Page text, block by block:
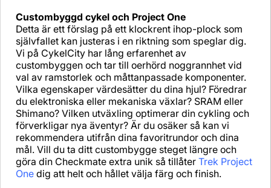
Custombyggd cykel och Project One
Detta är ett förslag på ett klockrent ihop-plock som
självfallet kan justeras i en riktning som speglar dig.
Vi på CykelCity har lång erfarenhet av
custombyggen och tar till oerhörd noggrannhet vid
val av ramstorlek och måttanpassade komponenter.
Vilka egenskaper värdesätter du dina hjul? Föredrar
du elektroniska eller mekaniska växlar? SRAM eller
Shimano? Vilken utväxling optimerar din cykling och
förverkligar nya äventyr? Är du osäker så kan vi
rekommendera utifrån dina favoritrundor och dina
mål. Vill du ta ditt custombygge steget längre och
göra din Checkmate extra unik så tillåter Trek Project
One dig att helt och hållet välja färg och finish.